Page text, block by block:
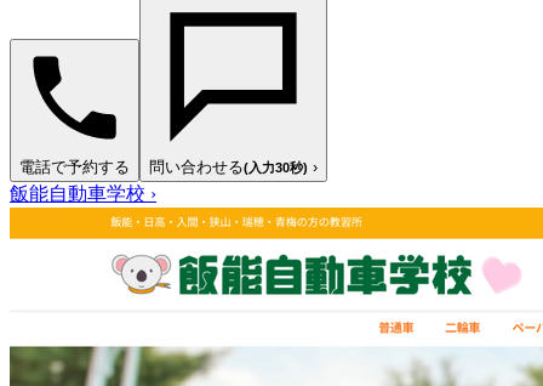
電話で予約する 問い合わせる(入力30秒) ›
飯能自動車学校 ›